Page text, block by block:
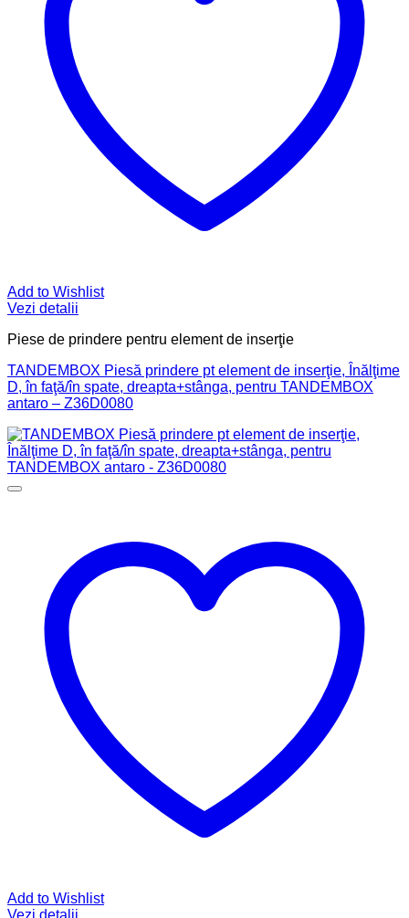
Add to Wishlist
Vezi detalii
Piese de prindere pentru element de inserţie
TANDEMBOX Piesă prindere pt element de inserţie, Înălţime
D, în faţă/în spate, dreapta+stânga, pentru TANDEMBOX
antaro – Z36D0080
Add to Wishlist